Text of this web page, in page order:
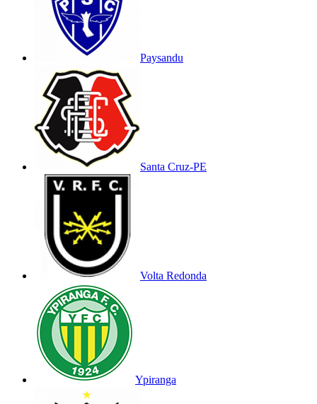
Paysandu
Santa Cruz-PE
Volta Redonda
Ypiranga